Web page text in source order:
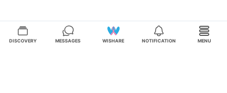
DISCOVERY MESSAGES WISHARE NOTIFICATION MENU